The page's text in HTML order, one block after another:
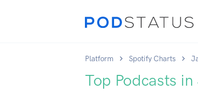
Platform Spotify Charts
Top Podcasts